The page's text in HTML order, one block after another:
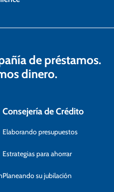
de préstamos.
dinero.
Consejería de Crédito
Elaborando presupuestos
Estrategias para ahorrar
Planeando su jubilación